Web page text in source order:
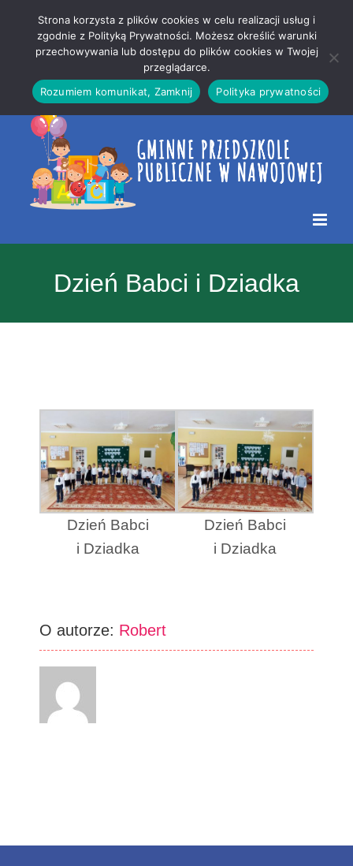
treści
strony
Dzień Babci i Dziadka
Dzień Babci
i Dziadka
Dzień Babci
i Dziadka
O autorze: Robert
Strona korzysta z plików cookies w celu realizacji usług i
zgodnie z Polityką Prywatności. Możesz określić warunki
przechowywania lub dostępu do plików cookies w Twojej
przeglądarce.
Rozumiem komunikat, Zamknij
Polityka prywatności